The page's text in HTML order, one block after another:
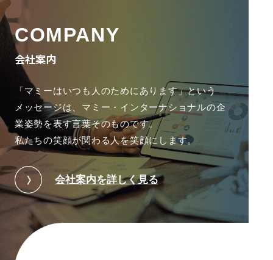
COMPANY
会社案内
「マミーはいつも人のためにあります」という
メッセージは、 マミー・インターナショナルの企
業姿勢を表す言葉そのものです。
私たちの笑顔が関わる人を笑顔にします。
会社案内を詳しく見る